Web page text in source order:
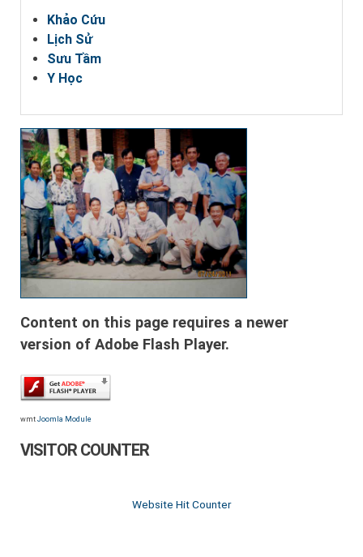
Khảo Cứu
Lịch Sử
Sưu Tầm
Y Học
Content on this page requires a newer
version of Adobe Flash Player.
wmt Joomla Module
VISITOR COUNTER
Website Hit Counter